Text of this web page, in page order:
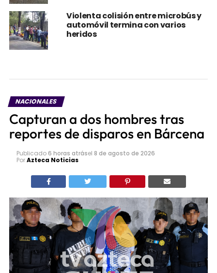
Violenta colisión entre microbús y
automóvil termina con varios
heridos
NACIONALES
Capturan a dos hombres tras
reportes de disparos en Bárcena
Publicado6 horas atrásel 8 de agosto de 2026
PorAzteca Noticias